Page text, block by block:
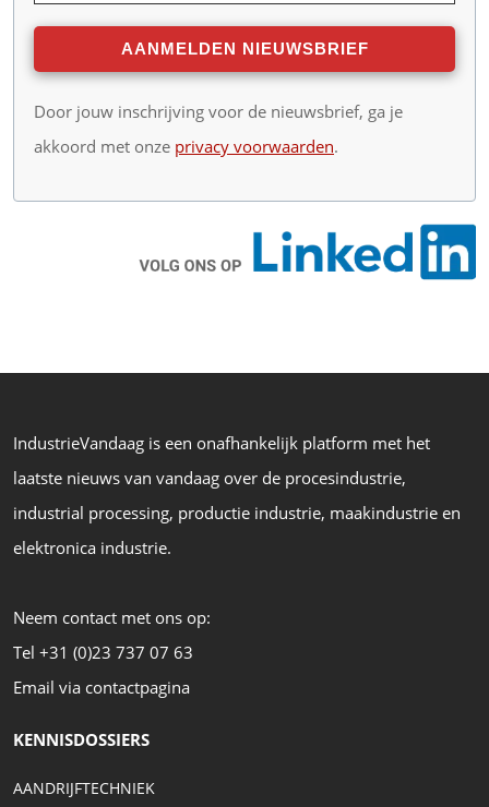
Door jouw inschrijving voor de nieuwsbrief, ga je
akkoord met onze privacy voorwaarden.
IndustrieVandaag is een onafhankelijk platform met het
laatste nieuws van vandaag over de procesindustrie,
industrial processing, productie industrie, maakindustrie en
elektronica industrie.
Neem contact met ons op:
Tel +31 (0)23 737 07 63
Email via contactpagina
KENNISDOSSIERS
AANDRIJFTECHNIEK